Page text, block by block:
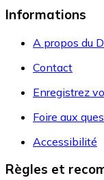
Informations
A propos du
Contact
Enregistrez
Foire aux
Accessibilité
Règles et